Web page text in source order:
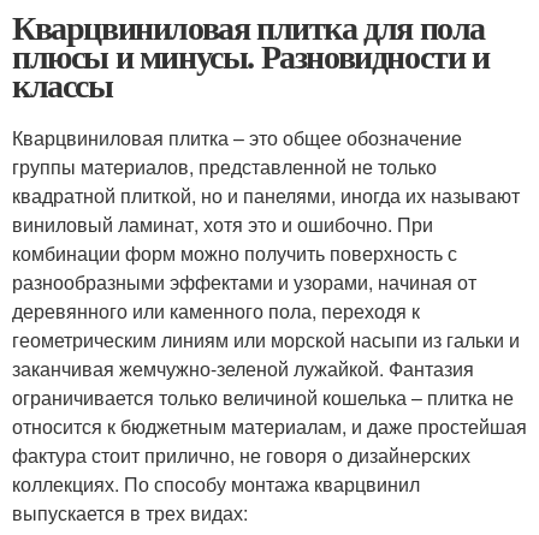
Кварцвиниловая плитка для пола
плюсы и минусы. Разновидности и
классы
Кварцвиниловая плитка – это общее обозначение
группы материалов, представленной не только
квадратной плиткой, но и панелями, иногда их называют
виниловый ламинат, хотя это и ошибочно. При
комбинации форм можно получить поверхность с
разнообразными эффектами и узорами, начиная от
деревянного или каменного пола, переходя к
геометрическим линиям или морской насыпи из гальки и
заканчивая жемчужно-зеленой лужайкой. Фантазия
ограничивается только величиной кошелька – плитка не
относится к бюджетным материалам, и даже простейшая
фактура стоит прилично, не говоря о дизайнерских
коллекциях. По способу монтажа кварцвинил
выпускается в трех видах: